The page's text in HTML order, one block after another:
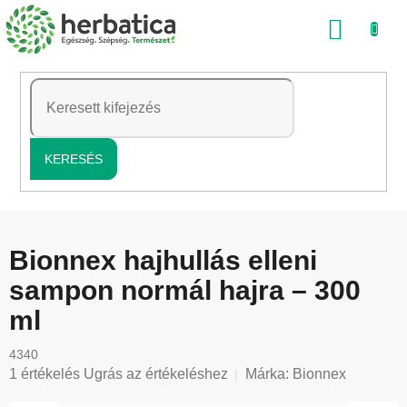
Ugrás
a
tartalomhoz
KERESÉS
Bionnex hajhullás elleni
sampon normál hajra – 300
ml
4340
A
1 értékelés Ugrás az értékeléshez Márka: Bionnex